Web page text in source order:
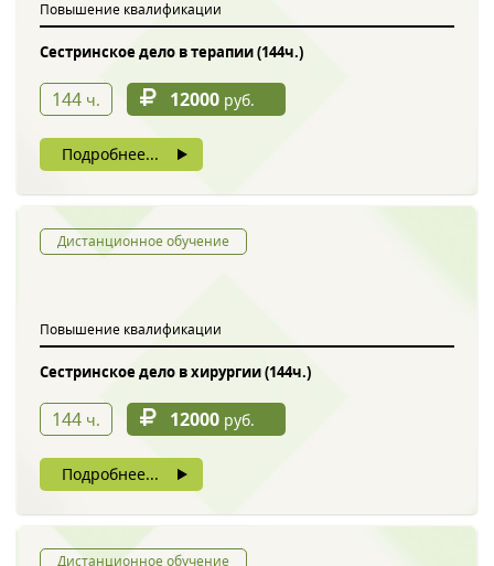
Повышение квалификации
Сестринское дело в терапии (144ч.)
144 ч. 12000 руб.
Подробнее...
Дистанционное обучение
Повышение квалификации
Сестринское дело в хирургии (144ч.)
144 ч. 12000 руб.
Подробнее...
Дистанционное обучение